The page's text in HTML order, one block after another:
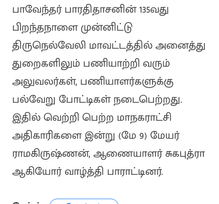
பாவேந்தர் பாரதிதாசனின் 135வது
பிறந்தநாளை முன்னிட்டு
திருநெல்வேலி மாவட்டத்தில் அனைத்து
துறைகளிலும் பணியாற்றி வரும்
அலுவலர்கள், பணியாளர்களுக்கு
பல்வேறு போட்டிகள் நடைபெற்றது.
இதில் வெற்றி பெற்ற மாநகராட்சி
அதிகாரிகளை இன்று (மே 9) மேயர்
ராமகிருஷ்ணன், ஆணையாளர் சுகபுத்ரா
ஆகியோர் வாழ்த்தி பாராட்டினர்.